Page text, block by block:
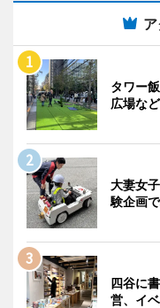
タワー
広場な
大妻女
験企画
四谷に
営、イ